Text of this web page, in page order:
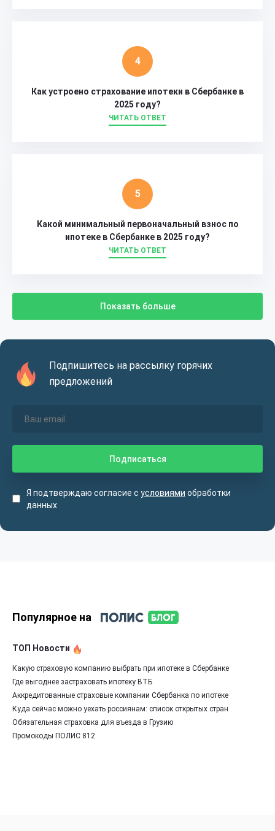
Как устроено страхование ипотеки в Сбербанке в
2025 году?
ЧИТАТЬ ОТВЕТ
Какой минимальный первоначальный взнос по
ипотеке в Сбербанке в 2025 году?
ЧИТАТЬ ОТВЕТ
Показать больше
Подпишитесь на рассылку горячих
предложений
Я подтверждаю согласие с условиями обработки
данных
Популярное на
ТОП Новости
Какую страховую компанию выбрать при ипотеке в Сбербанке
Где выгоднее застраховать ипотеку ВТБ
Аккредитованные страховые компании Сбербанка по ипотеке
Куда сейчас можно уехать россиянам: список открытых стран
Обязательная страховка для въезда в Грузию
Промокоды ПОЛИС 812